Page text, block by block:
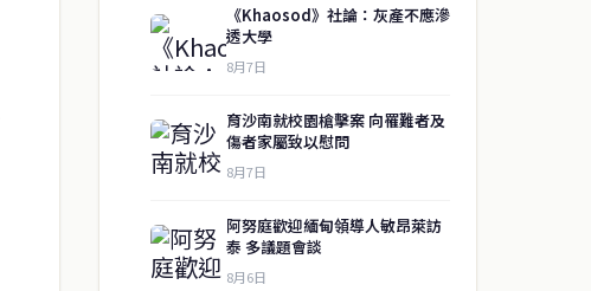
《Khaosod》社論：灰產不應滲
透大學
8月7日
育沙南就校園槍擊案 向罹難者及
傷者家屬致以慰問
8月7日
阿努庭歡迎緬甸領導人敏昂萊訪
泰 多議題會談
8月6日